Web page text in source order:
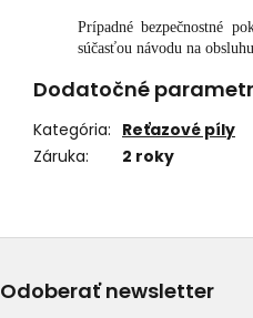
Prípadné bezpečnostné
súčasťou návodu na
Dodatočné
Kategória: Reťazové píly
Záruka: 2 roky
Odoberať newsletter